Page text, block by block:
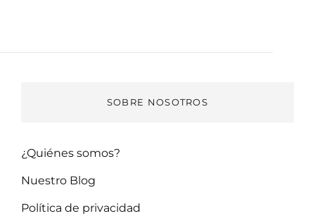
SOBRE NOSOTROS
¿Quiénes somos?
Nuestro Blog
Política de privacidad